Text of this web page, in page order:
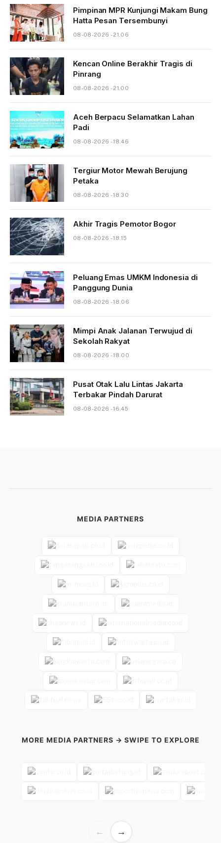
Pimpinan MPR Kunjungi Makam Bung
Hatta Pesan Tersembunyi
08-08-2026 - 21.06
Kencan Online Berakhir Tragis di
Pinrang
08-08-2026 - 21.00
Aceh Berpacu Selamatkan Lahan
Padi
08-08-2026 - 18.46
Tergiur Motor Mewah Berujung
Petaka
08-08-2026 - 18.30
Akhir Tragis Pemotor Bogor
08-08-2026 - 18.15
Peluang Emas UMKM Indonesia di
Panggung Dunia
08-08-2026 - 18.06
Mimpi Anak Jalanan Terwujud di
Sekolah Rakyat
08-08-2026 - 18.00
Pusat Otak Lalu Lintas Jakarta
Terbakar Pindah Darurat
08-08-2026 - 16.45
MEDIA PARTNERS
MORE MEDIA PARTNERS → SWIPE TO EXPLORE
← →